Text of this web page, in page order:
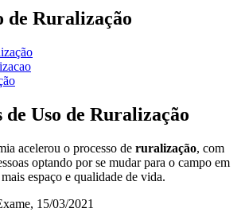
de Ruralização
de Uso de Ruralização
acelerou o processo de ruralização, com
optando por se mudar para o campo em
espaço e qualidade de vida.
15/03/2021